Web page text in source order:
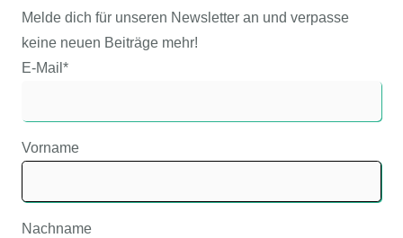
Melde dich für unseren Newsletter an und verpasse
keine neuen Beiträge mehr!
E-Mail*
Vorname
Nachname